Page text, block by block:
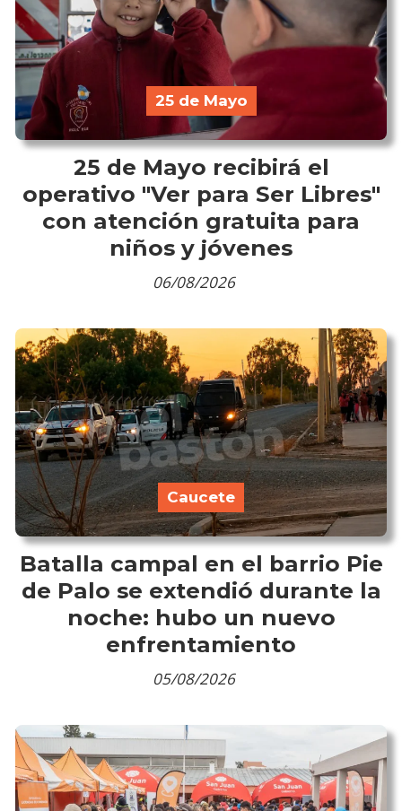
25 de Mayo recibirá el
operativo "Ver para Ser Libres"
con atención gratuita para
niños y jóvenes
25 de Mayo
06/08/2026
Batalla campal en el barrio Pie
de Palo se extendió durante la
noche: hubo un nuevo
enfrentamiento
Caucete
05/08/2026